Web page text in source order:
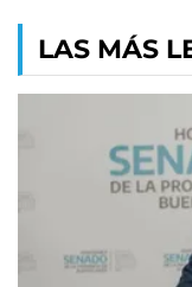
LAS MÁS